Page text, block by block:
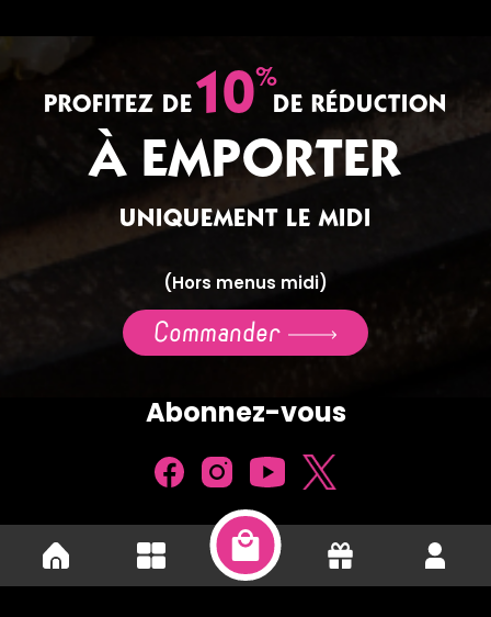
PROFITEZ DE10%
DE RÉDUCTION
À EMPORTER
UNIQUEMENT LE MIDI
(Hors menus midi)
Commander
Abonnez-vous